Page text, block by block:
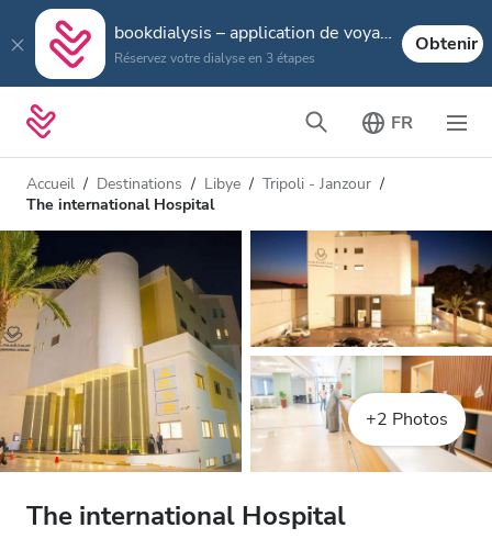
bookdialysis – application de voyage
Réservez votre dialyse en 3 étapes
Obtenir
FR
Accueil Destinations Libye
Tripoli - Janzour
The international Hospital
+2 Photos
The international Hospital